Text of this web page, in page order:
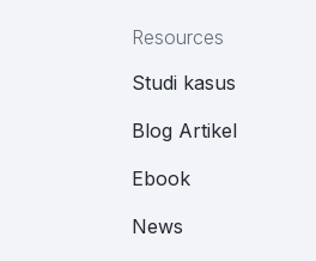
Resources
Studi kasus
Blog Artikel
Ebook
News